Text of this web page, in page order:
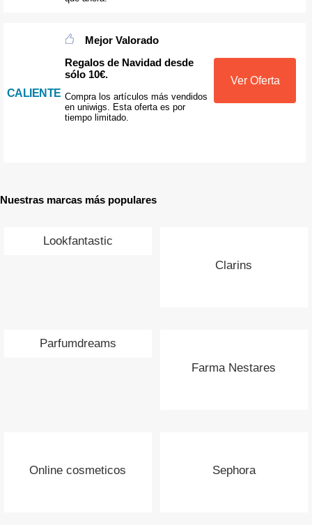
CALIENTE
Mejor Valorado
Regalos de Navidad desde
sólo 10€.
Compra los artículos más vendidos
en uniwigs. Esta oferta es por
tiempo limitado.
Ver Oferta
Nuestras marcas más populares
Lookfantastic
Clarins
Parfumdreams
Farma Nestares
Online cosmeticos Sephora